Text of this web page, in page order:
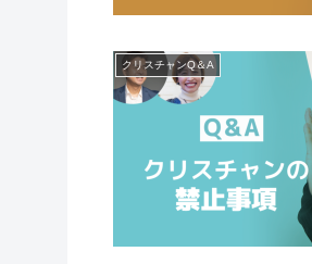
クリスチャンQ＆A